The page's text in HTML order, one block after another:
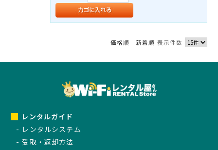
価格順 新着順 表示件数
レンタルガイド
レンタルシステム
受取・返却方法